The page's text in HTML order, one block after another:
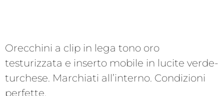
Orecchini a clip in lega tono oro
testurizzata e inserto mobile in lucite verde-
turchese. Marchiati all’interno. Condizioni
perfette.